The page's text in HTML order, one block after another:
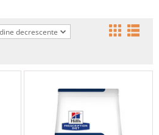
decrescente